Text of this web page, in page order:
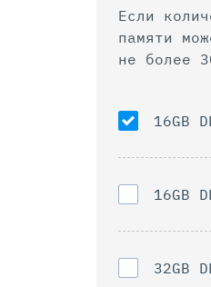
Если
памяти может
не более
16GB
16GB
32GB